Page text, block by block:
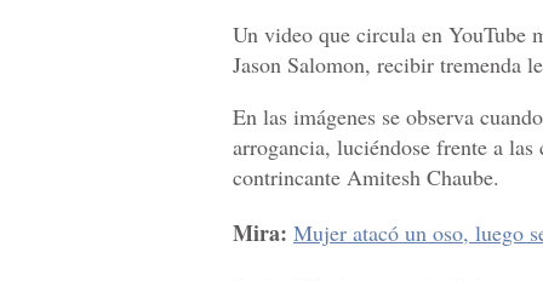
Un video que circula en YouTube
Jason Salomon, recibir tremenda
En las imágenes se observa
arrogancia, luciéndose frente a
contrincante Amitesh Chaube.
Mira: Mujer atacó un oso, luego